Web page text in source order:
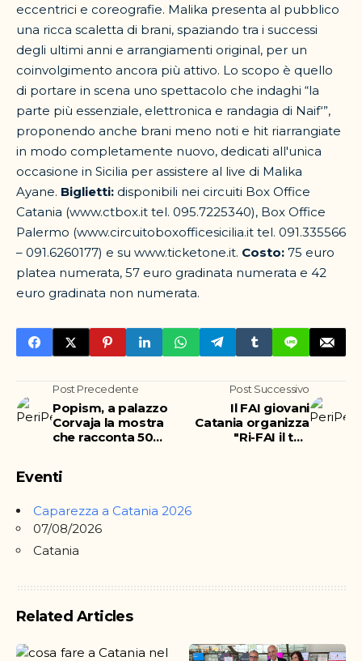
eccentrici e coreografie. Malika presenta al pubblico
una ricca scaletta di brani, spaziando tra i successi
degli ultimi anni e arrangiamenti original, per un
coinvolgimento ancora più attivo. Lo scopo è quello
di portare in scena uno spettacolo che indaghi “la
parte più essenziale, elettronica e randagia di Naif‘”,
proponendo anche brani meno noti e hit riarrangiate
in modo completamente nuovo, dedicati all'unica
occasione in Sicilia per assistere al live di Malika
Ayane. Biglietti: disponibili nei circuiti Box Office
Catania (www.ctbox.it tel. 095.7225340), Box Office
Palermo (www.circuitoboxofficesicilia.it tel. 091.335566
– 091.6260177) e su www.ticketone.it. Costo: 75 euro
platea numerata, 57 euro gradinata numerata e 42
euro gradinata non numerata.
Post Precedente
Popism, a palazzo
Corvaja la mostra
che racconta 50
Post Successivo
Il FAI giovani
Catania organizza
"Ri-FAI il tuo
Eventi
Caparezza a Catania 2026
07/08/2026
Catania
Related Articles